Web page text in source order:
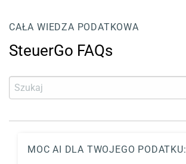
CAŁA WIEDZA PODATKOWA
SteuerGo FAQs
MOC AI DLA TWOJEGO PODATKU: